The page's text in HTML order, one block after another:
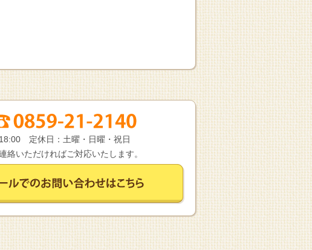
定休日：土曜・日曜・祝日
絡いただければご対応いたします。